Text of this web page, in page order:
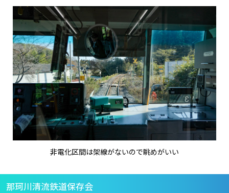
非電化区間は架線がないので眺めがいい
那珂川清流鉄道保存会